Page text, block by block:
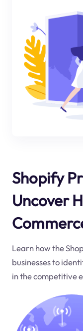
Shopify
Uncover
Learn how the
businesses to
in the competitive